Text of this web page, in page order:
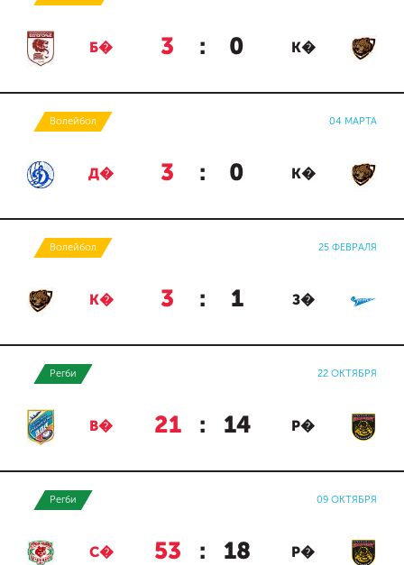
Б� 3 : 0 К�
Волейбол 04 МАРТА
Д� 3 : 0 К�
Волейбол 25 ФЕВРАЛЯ
К� 3 : 1 З�
Регби 22 ОКТЯБРЯ
В� 21 : 14 Р�
Регби 09 ОКТЯБРЯ
С� 53 : 18 Р�